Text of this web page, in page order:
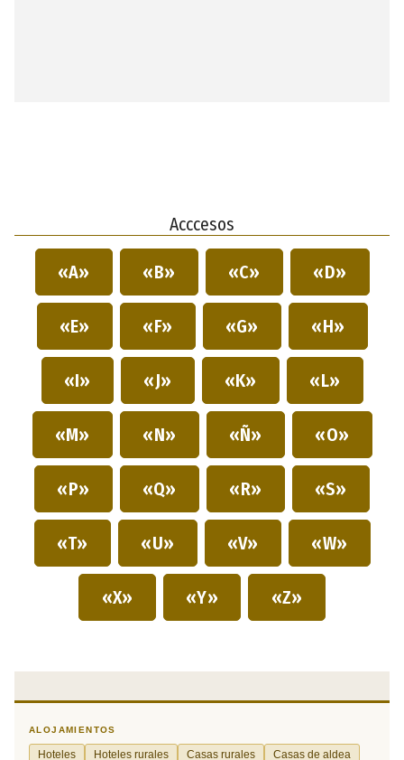
Acccesos
«A» «B» «C» «D»
«E» «F» «G» «H»
«I» «J» «K» «L»
«M» «N» «Ñ» «O»
«P» «Q» «R» «S»
«T» «U» «V» «W»
«X» «Y» «Z»